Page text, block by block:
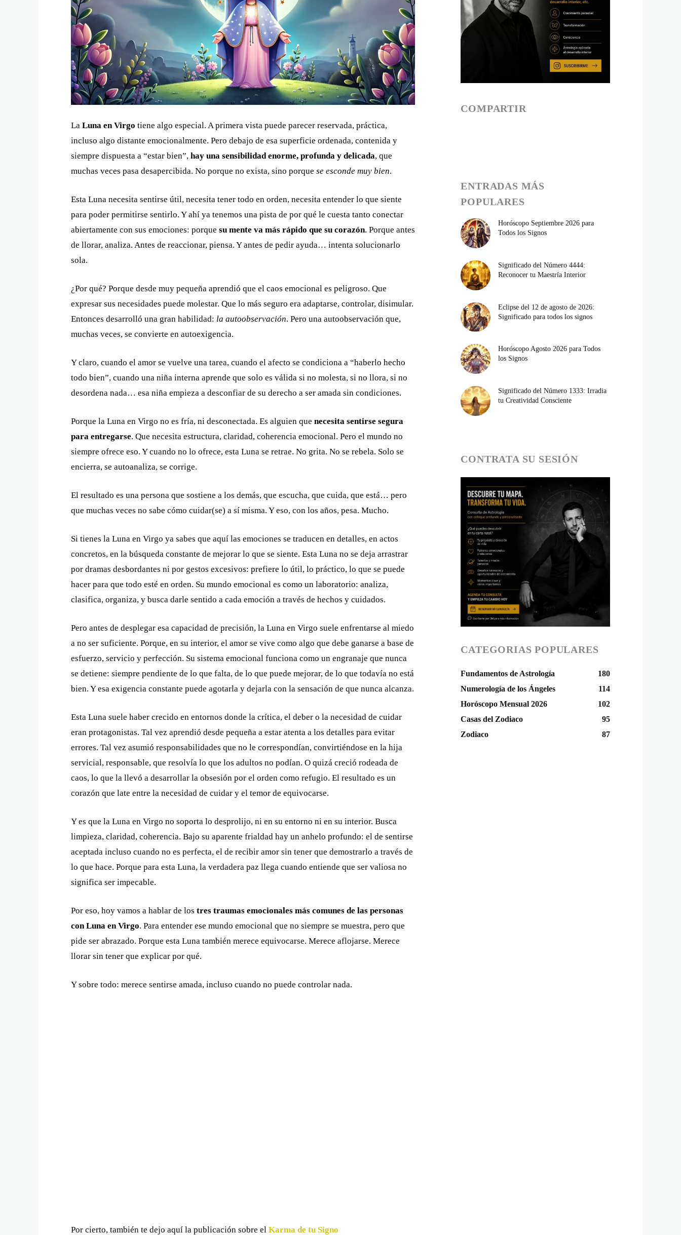
La Luna en Virgo tiene algo especial. A primera vista puede parecer reservada, práctica,
incluso algo distante emocionalmente. Pero debajo de esa superficie ordenada, contenida y
siempre dispuesta a “estar bien”, hay una sensibilidad enorme, profunda y delicada, que
muchas veces pasa desapercibida. No porque no exista, sino porque se esconde muy bien.
Esta Luna necesita sentirse útil, necesita tener todo en orden, necesita entender lo que siente
para poder permitirse sentirlo. Y ahí ya tenemos una pista de por qué le cuesta tanto conectar
abiertamente con sus emociones: porque su mente va más rápido que su corazón. Porque antes
de llorar, analiza. Antes de reaccionar, piensa. Y antes de pedir ayuda… intenta solucionarlo
sola.
¿Por qué? Porque desde muy pequeña aprendió que el caos emocional es peligroso. Que
expresar sus necesidades puede molestar. Que lo más seguro era adaptarse, controlar, disimular.
Entonces desarrolló una gran habilidad: la autoobservación. Pero una autoobservación que,
muchas veces, se convierte en autoexigencia.
Y claro, cuando el amor se vuelve una tarea, cuando el afecto se condiciona a “haberlo hecho
todo bien”, cuando una niña interna aprende que solo es válida si no molesta, si no llora, si no
desordena nada… esa niña empieza a desconfiar de su derecho a ser amada sin condiciones.
Porque la Luna en Virgo no es fría, ni desconectada. Es alguien que necesita sentirse segura
para entregarse. Que necesita estructura, claridad, coherencia emocional. Pero el mundo no
siempre ofrece eso. Y cuando no lo ofrece, esta Luna se retrae. No grita. No se rebela. Solo se
encierra, se autoanaliza, se corrige.
El resultado es una persona que sostiene a los demás, que escucha, que cuida, que está… pero
que muchas veces no sabe cómo cuidar(se) a sí misma. Y eso, con los años, pesa. Mucho.
Si tienes la Luna en Virgo ya sabes que aquí las emociones se traducen en detalles, en actos
concretos, en la búsqueda constante de mejorar lo que se siente. Esta Luna no se deja arrastrar
por dramas desbordantes ni por gestos excesivos: prefiere lo útil, lo práctico, lo que se puede
hacer para que todo esté en orden. Su mundo emocional es como un laboratorio: analiza,
clasifica, organiza, y busca darle sentido a cada emoción a través de hechos y cuidados.
Pero antes de desplegar esa capacidad de precisión, la Luna en Virgo suele enfrentarse al miedo
a no ser suficiente. Porque, en su interior, el amor se vive como algo que debe ganarse a base de
esfuerzo, servicio y perfección. Su sistema emocional funciona como un engranaje que nunca
se detiene: siempre pendiente de lo que falta, de lo que puede mejorar, de lo que todavía no está
bien. Y esa exigencia constante puede agotarla y dejarla con la sensación de que nunca alcanza.
Esta Luna suele haber crecido en entornos donde la crítica, el deber o la necesidad de cuidar
eran protagonistas. Tal vez aprendió desde pequeña a estar atenta a los detalles para evitar
errores. Tal vez asumió responsabilidades que no le correspondían, convirtiéndose en la hija
servicial, responsable, que resolvía lo que los adultos no podían. O quizá creció rodeada de
caos, lo que la llevó a desarrollar la obsesión por el orden como refugio. El resultado es un
corazón que late entre la necesidad de cuidar y el temor de equivocarse.
Y es que la Luna en Virgo no soporta lo desprolijo, ni en su entorno ni en su interior. Busca
limpieza, claridad, coherencia. Bajo su aparente frialdad hay un anhelo profundo: el de sentirse
aceptada incluso cuando no es perfecta, el de recibir amor sin tener que demostrarlo a través de
lo que hace. Porque para esta Luna, la verdadera paz llega cuando entiende que ser valiosa no
significa ser impecable.
Por eso, hoy vamos a hablar de los tres traumas emocionales más comunes de las personas
con Luna en Virgo. Para entender ese mundo emocional que no siempre se muestra, pero que
pide ser abrazado. Porque esta Luna también merece equivocarse. Merece aflojarse. Merece
llorar sin tener que explicar por qué.
Y sobre todo: merece sentirse amada, incluso cuando no puede controlar nada.
Por cierto, también te dejo aquí la publicación sobre el Karma de tu Signo
COMPARTIR
ENTRADAS MÁS
POPULARES
Horóscopo Septiembre 2026 para
Todos los Signos
Significado del Número 4444:
Reconocer tu Maestría Interior
Eclipse del 12 de agosto de 2026:
Significado para todos los signos
Horóscopo Agosto 2026 para Todos
los Signos
Significado del Número 1333: Irradia
tu Creatividad Consciente
CONTRATA SU SESIÓN
CATEGORIAS POPULARES
Fundamentos de Astrología
180
Numerología de los Ángeles
114
Horóscopo Mensual 2026
102
Casas del Zodiaco
95
Zodiaco
87